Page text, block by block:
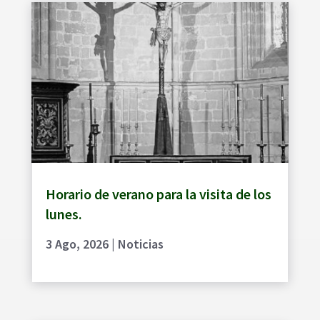
Horario de verano para la visita de los
lunes.
3 Ago, 2026| Noticias